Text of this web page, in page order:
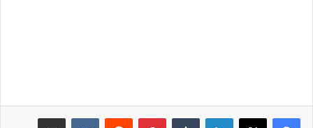
لينكدإن بينتيريست